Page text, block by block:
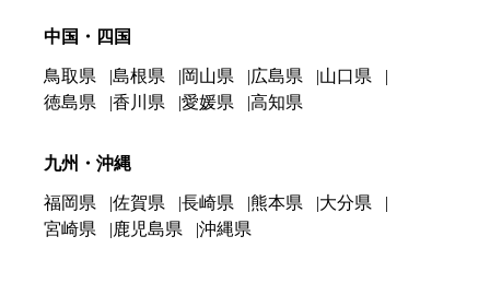
中国・四国
鳥取県 島根県 岡山県 広島県
山口県
徳島県
香川県 愛媛県 高知県
九州・沖縄
福岡県 佐賀県 長崎県 熊本県
大分県
宮崎県
鹿児島県 沖縄県